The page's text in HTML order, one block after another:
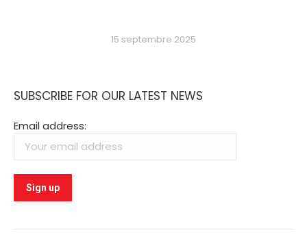
15 septembre 2025
SUBSCRIBE FOR OUR LATEST NEWS
Email address: